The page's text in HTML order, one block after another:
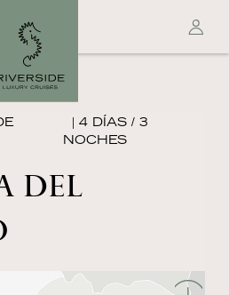
| 4 DÍAS / 3
NOCHES
DEL